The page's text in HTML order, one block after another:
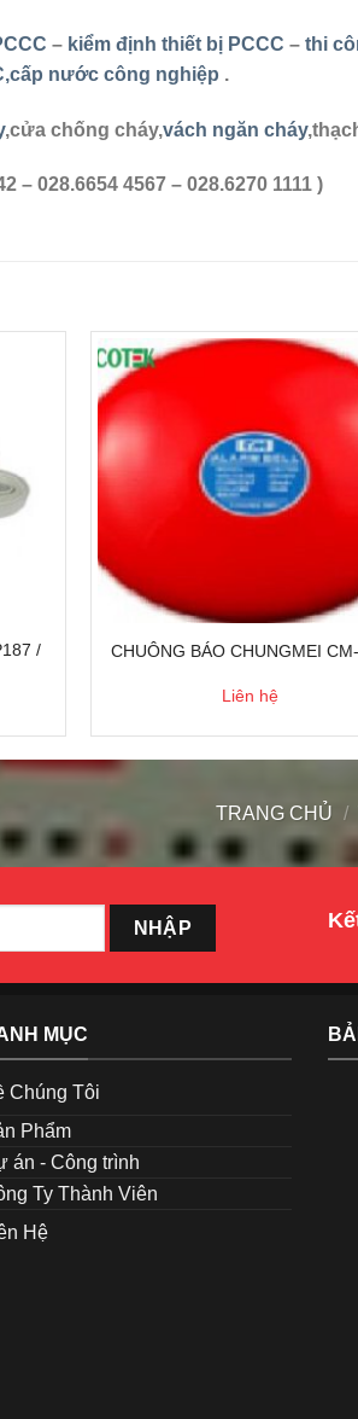
– kiểm định thiết bị PCCC – thi
nước công nghiệp .
,cửa chống cháy,vách ngăn cháy
– 028.6654 4567 – 028.6270 1111 )
/
CHUÔNG BÁO CHUNGMEI
Liên hệ
TRANG CHỦ /
MỤC
Chúng Tôi
Phẩm
án - Công trình
Ty Thành Viên
Hệ